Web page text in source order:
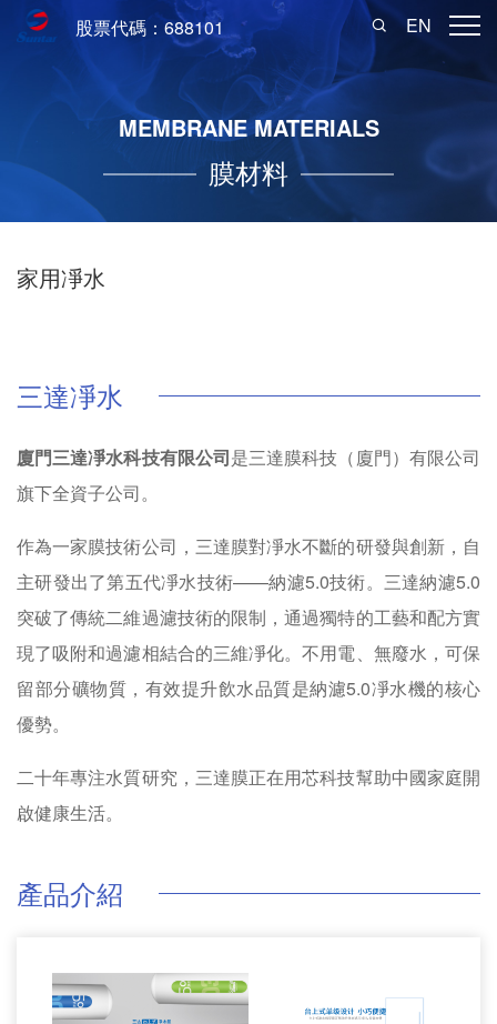
股票代碼：688101 EN
MEMBRANE MATERIALS
膜材料
家用凈水
三達凈水
廈門三達凈水科技有限公司是三達膜科技（廈門）有限公司
旗下全資子公司。
作為一家膜技術公司，三達膜對凈水不斷的研發與創新，自
主研發出了第五代凈水技術——納濾5.0技術。三達納濾5.0
突破了傳統二維過濾技術的限制，通過獨特的工藝和配方實
現了吸附和過濾相結合的三維凈化。不用電、無廢水，可保
留部分礦物質，有效提升飲水品質是納濾5.0凈水機的核心
優勢。
二十年專注水質研究，三達膜正在用芯科技幫助中國家庭開
啟健康生活。
產品介紹